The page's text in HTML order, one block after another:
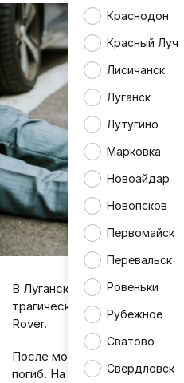
Краснодон
Красный Луч
Лисичанск
Луганск
Лутугино
Марковка
Новоайдар
Новопсков
Первомайск
Перевальск
Ровеньки
Рубежное
Сватово
Свердловск
В Луганске возле 3-й
трагическая авария с
Rover.
После мощного
погиб. На месте ДТП